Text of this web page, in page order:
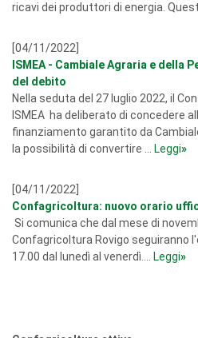
ricavi dei produttori di energia.
[04/11/2022]
ISMEA - Cambiale Agraria e della
del debito
Nella seduta del 27 luglio 2022, il
ISMEA ha deliberato di concedere
finanziamento garantito da
la possibilità di convertire ...
Leggi»
[04/11/2022]
Confagricoltura: nuovo orario
Si comunica che dal mese di
Confagricoltura Rovigo seguiranno
17.00 dal lunedì al venerdì....
Leggi»